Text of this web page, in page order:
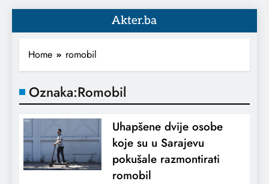
Akter.ba
Home romobil
Oznaka:Romobil
Uhapšene dvije osobe
koje su u Sarajevu
pokušale razmontirati
romobil